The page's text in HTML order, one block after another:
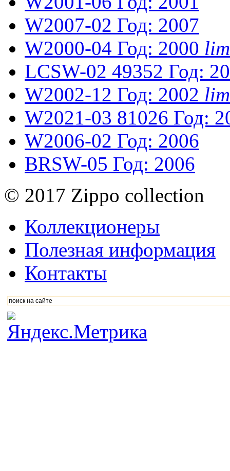
W2007-02 Год: 2007
W2000-04 Год: 2000
LCSW-02 49352 Год:
W2002-12 Год: 2002
W2021-03 81026 Год:
W2006-02 Год: 2006
BRSW-05 Год: 2006
© 2017 Zippo collection
Коллекционеры
Полезная информация
Контакты